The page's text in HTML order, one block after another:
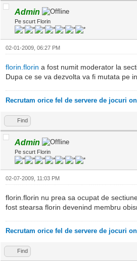
Admin
Pe scurt Florin
02-01-2009, 06:27 PM
florin.florin a fost numit moderator la
Dupa ce se va dezvolta va fi mutata pe
Recrutam orice fel de servere de jocuri
Find
Admin
Pe scurt Florin
02-07-2009, 11:03 PM
florin.florin nu prea sa ocupat de
fost stearsa florin devenind membru
Recrutam orice fel de servere de jocuri
Find